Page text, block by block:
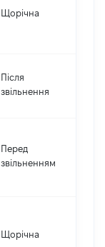
Щорічна
Після
звільнення
Перед
звільненням
Щорічна